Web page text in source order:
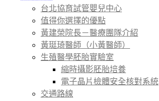
台北協育試管嬰兒中心
值得你選擇的優點
黃建榮院長－醫療團隊介紹
黃珽琦醫師（小黃醫師）
生殖醫學胚胎實驗室
縮時攝影胚胎培養
電子晶片檢體安全核對系統
交通路線